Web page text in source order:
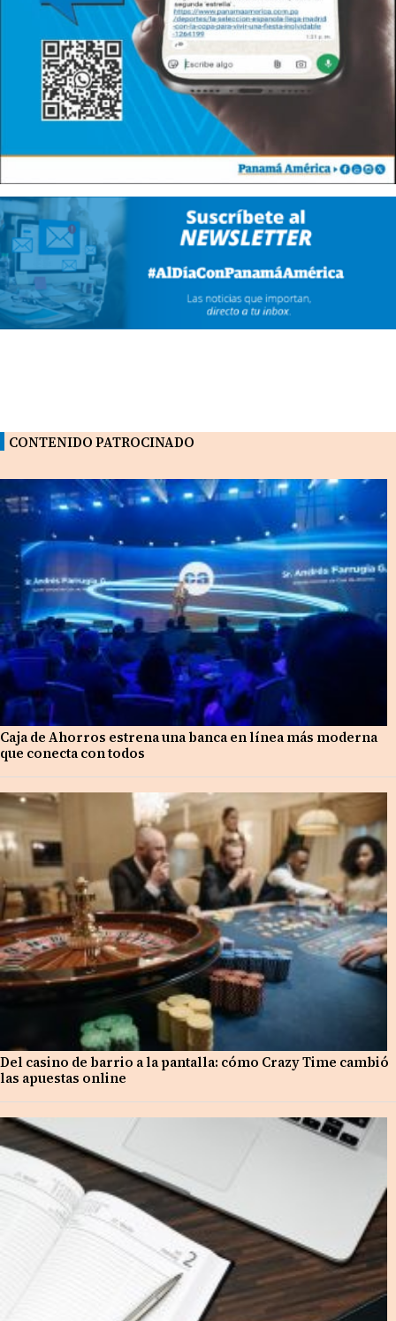
CONTENIDO PATROCINADO
Caja de Ahorros estrena una banca en línea más moderna
que conecta con todos
Del casino de barrio a la pantalla: cómo Crazy Time cambió
las apuestas online